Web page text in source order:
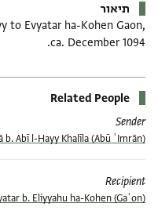
תיאור
to Evyatar ha-Kohen Gaon,
ca. December 1094.
Related People
Sender
(Abū ʿImrān) Mūsā b. Abī l-Ḥayy Khalīla
Recipient
b. Eliyyahu ha-Kohen (Gaʾon)